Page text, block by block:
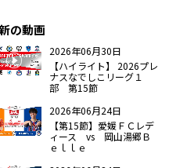
の動画
2026年06月30日
【ハイライト】 2026プレ
ナスなでしこリーグ１
部 第15節
2026年06月24日
【第15節】愛媛ＦＣレデ
ィース vs 岡山湯郷Ｂ
ｅｌｌｅ